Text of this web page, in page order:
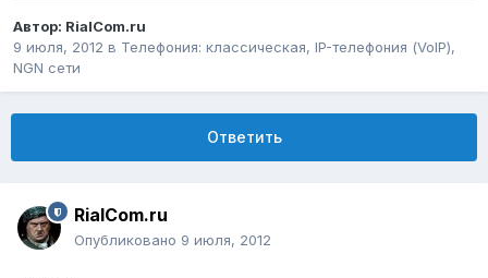
Автор: RialCom.ru
9 июля, 2012 в Телефония: классическая, IP-телефония (VoIP),
NGN сети
Ответить
RialCom.ru
Опубликовано 9 июля, 2012